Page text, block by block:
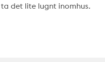
det lite lugnt inomhus.